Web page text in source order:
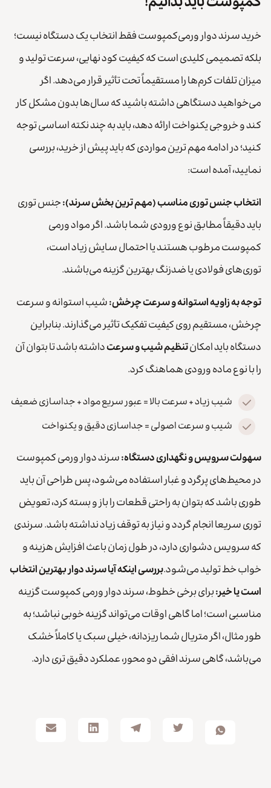
خرید سرند دوار ورمی‌کمپوست فقط انتخاب یک دستگاه نیست؛
بلکه تصمیمی کلیدی است که کیفیت کود نهایی، سرعت تولید و
میزان تلفات کرم‌ها را مستقیماً تحت تأثیر قرار می‌دهد. اگر
می‌خواهید دستگاهی داشته باشید که سال‌ها بدون مشکل کار
کند و خروجی یکنواخت ارائه دهد، باید به چند نکته اساسی توجه
کنید؛ در ادامه مهم ترین مواردی که باید پیش از خرید، بررسی
نمایید، آمده است:
انتخاب جنس توری مناسب (مهم ترین بخش سرند):جنس توری
باید دقیقاً مطابق نوع ورودی شما باشد. اگر مواد ورمی‌
کمپوست مرطوب هستند یا احتمال سایش زیاد است،
توری‌های فولادی یا ضدزنگ بهترین گزینه‌ می‌باشند.
توجه به زاویه استوانه و سرعت چرخش:شیب استوانه و سرعت
چرخش، مستقیم روی کیفیت تفکیک تأثیر می‌گذارند. بنابراین
دستگاه باید امکانتنظیم شیب و سرعتداشته باشد تا بتوان آن
را با نوع ماده ورودی هماهنگ کرد.
شیب زیاد + سرعت بالا = عبور سریع مواد + جداسازی ضعیف
شیب و سرعت اصولی = جداسازی دقیق و یکنواخت
سهولت سرویس و نگهداری دستگاه:سرند دوار ورمی کمپوست
در محیط‌های پرگرد و غبار استفاده می‌شود، پس طراحی آن باید
طوری باشد که بتوان به راحتی قطعات را باز و بسته کرد، تعویض
توری سریعا انجام گردد و نیاز به توقف زیاد نداشته باشد. سرندی
که سرویس دشواری دارد، در طول زمان باعث افزایش هزینه و
خواب خط تولید می‌شود.بررسی اینکه آیا سرند دوار بهترین انتخاب
است یا خیر:برای برخی خطوط، سرند دوار ورمی کمپوست گزینه
مناسبی است؛ اما گاهی اوقات می‌تواند گزینه خوبی نباشد؛ به
طور مثال، اگر متریال شما ریزدانه، خیلی سبک یا کاملاً خشک
می‌باشد، گاهی سرند افقی دو محور، عملکرد دقیق تری دارد.